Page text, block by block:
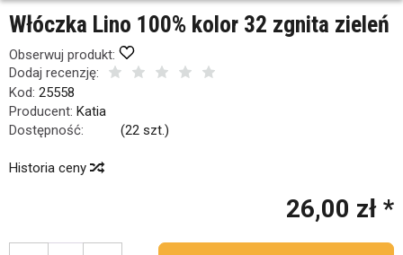
Włóczka Lino 100% kolor 32 zgnita zieleń
Obserwuj produkt:
Dodaj recenzję:
Kod: 25558
Producent: Katia
Dostępność:
(22 szt.)
Historia ceny
26,00 zł *